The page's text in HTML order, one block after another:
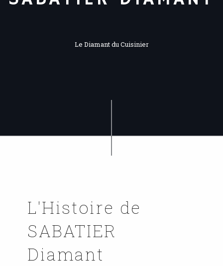
Le Diamant du Cuisinier
L'Histoire de
SABATIER
Diamant